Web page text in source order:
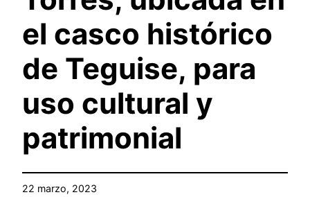
el casco histórico
de Teguise, para
uso cultural y
patrimonial
22 marzo, 2023